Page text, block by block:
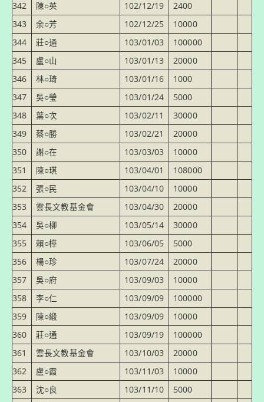
342
陳○英 102/12/19
2400
343
余○芳 102/12/25
10000
344
莊○通 103/01/03
100000
345
盧○山 103/01/13
20000
346
林○琦 103/01/16
1000
347
吳○瑩 103/01/24
5000
348
葉○次 103/02/11
30000
349
蔡○勝 103/02/21
20000
350
謝○在 103/03/03
10000
351
陳○琪 103/04/01
108000
352
張○民 103/04/10
10000
353
雲長文教基金會 103/04/30
20000
354
吳○柳 103/05/14
30000
355
賴○樺 103/06/05
5000
356
楊○珍 103/07/24
20000
357
吳○府 103/09/03
10000
358
李○仁 103/09/09
100000
359
陳○緞 103/09/09
10000
360
莊○通 103/09/19
100000
361
雲長文教基金會 103/10/03
20000
362
盧○霞 103/11/03
10000
363
沈○良 103/11/10
5000